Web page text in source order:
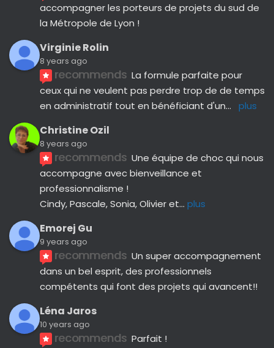
accompagner les porteurs de projets du sud de
la Métropole de Lyon !
Virginie Rolin
8 years ago
recommends La formule parfaite pour
ceux qui ne veulent pas perdre trop de de temps
en administratif tout en bénéficiant d'un... plus
Christine Ozil
8 years ago
recommends Une équipe de choc qui nous
accompagne avec bienveillance et
professionnalisme !
Cindy, Pascale, Sonia, Olivier et... plus
Emorej Gu
9 years ago
recommends Un super accompagnement
dans un bel esprit, des professionnels
compétents qui font des projets qui avancent!!
Léna Jaros
10 years ago
recommends Parfait !